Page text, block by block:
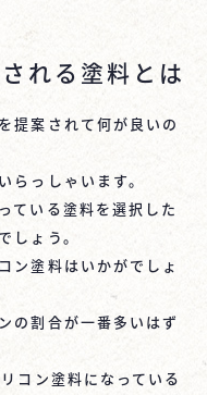
れる塗料とは
提案されて何が良いの
らっしゃいます。
ている塗料を選択した
しょう。
ン塗料はいかがでしょ
の割合が一番多いはず
コン塗料になっている